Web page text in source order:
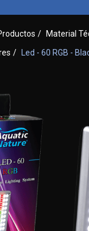
/ Material
/ Led - 60 RGB -